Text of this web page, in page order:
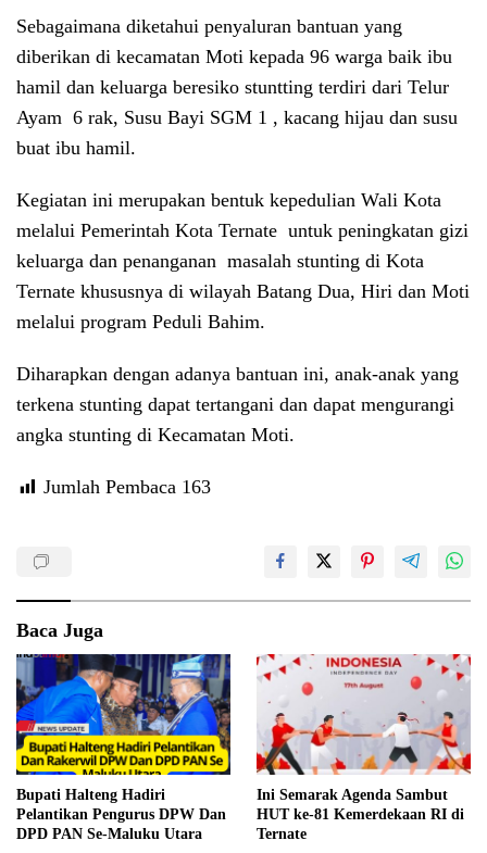
Sebagaimana diketahui penyaluran bantuan yang
diberikan di kecamatan Moti kepada 96 warga baik ibu
hamil dan keluarga beresiko stuntting terdiri dari Telur
Ayam 6 rak, Susu Bayi SGM 1 , kacang hijau dan susu
buat ibu hamil.
Kegiatan ini merupakan bentuk kepedulian Wali Kota
melalui Pemerintah Kota Ternate untuk peningkatan gizi
keluarga dan penanganan masalah stunting di Kota
Ternate khususnya di wilayah Batang Dua, Hiri dan Moti
melalui program Peduli Bahim.
Diharapkan dengan adanya bantuan ini, anak-anak yang
terkena stunting dapat tertangani dan dapat mengurangi
angka stunting di Kecamatan Moti.
Jumlah Pembaca 163
Baca Juga
Bupati Halteng Hadiri
Pelantikan Pengurus DPW Dan
DPD PAN Se-Maluku Utara
Ini Semarak Agenda Sambut
HUT ke-81 Kemerdekaan RI di
Ternate